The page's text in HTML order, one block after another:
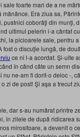
foarte mari de a ne
Era ziua sa,
coborâţi din munţi,
ultimul pelerin i-a cântat
la picioarele sale, pentru
o discuţie lungă, de
ce ni l-a acordat. Şi-uite
în când câte un semn
ne-am fi dorit-o deloc -,
zi de post! Şi aşa a trecut
dar s-au numărat printre
în zilele de după ridicarea
mirositoare, a devenit o